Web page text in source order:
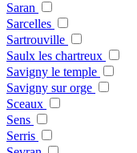
Saran
Sarcelles
Sartrouville
Saulx les chartreux
Savigny le temple
Savigny sur orge
Sceaux
Sens
Serris